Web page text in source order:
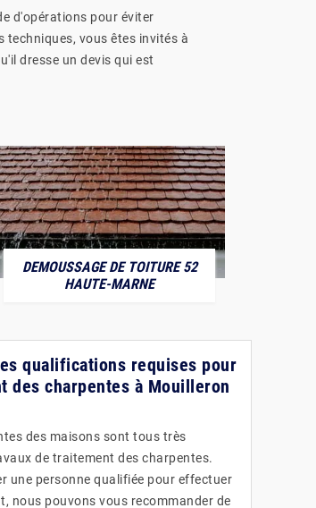
d'opérations pour éviter
vous êtes invités à
dresse un devis qui est
DEMOUSSAGE DE TOITURE 52
HAUTE-MARNE
qualifications requises pour
charpentes à Mouilleron
des maisons sont tous très
de traitement des charpentes.
une personne qualifiée pour effectuer
nous pouvons vous recommander de